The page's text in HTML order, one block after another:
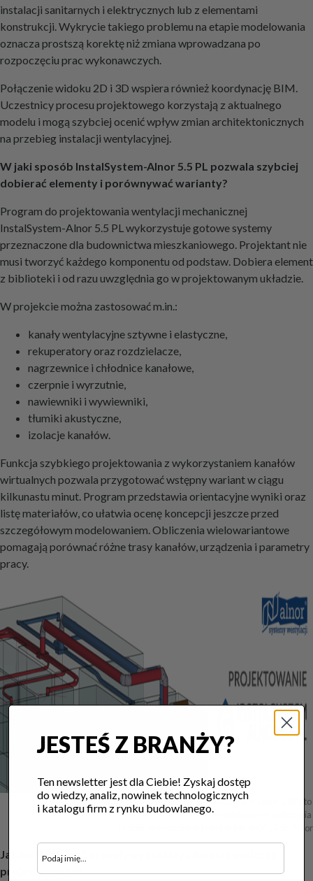
instalacji sanitarnych i elektrycznych lub z elementami
konstrukcji. Wykrycie takiego problemu na etapie modelowania
oznacza prostszą korektę niż zmiana wprowadzana po
rozpoczęciu prac wykonawczych.
Połączenie widoku 2D i 3D wspiera również koordynację BIM.
Uczestnicy procesu projektowego korzystają z aktualnego
modelu i mogą szybciej ocenić wpływ zmian architektonicznych
na przebieg instalacji wentylacyjnej.
W jaki sposób InstalSystem-Alnor 5.5 PL pozwala szybciej
dobierać elementy i porównywać warianty?
Program do projektowania wentylacji mechanicznej
InstalSystem-Alnor 5.5 PL wykorzystuje gotowe systemy
przeznaczone dla budownictwa mieszkaniowego. Projektant nie
musi tworzyć każdego komponentu od podstaw. Dobiera element
z biblioteki i od razu uwzględnia go w projektowanym układzie.
W projekcie można zastosować m.in.:
kanały wentylacyjne sztywne i elastyczne,
rekuperatory oraz rozdzielacze,
nagrzewnice i chłodnice kanałowe,
czerpnie i wyrzutnie,
nawiewniki i wywiewniki,
tłumiki akustyczne,
izolacje kanałów.
Funkcja szybkiego projektowania z wykorzystaniem kanałów
wirtualnych pozwala przygotować wstępny wariant w ciągu
kilkunastu minut. Program przedstawia orientacyjne wyniki oraz
listę materiałów, co ułatwia ocenę koncepcji jeszcze przed
szczegółowym modelowaniem. Obliczenia wielowariantowe
pomagają porównać różne trasy kanałów, urządzenia i parametry
pracy.
Projektowanie wentylacji mechanicznej w InstalSystem-Alnor 5.5 PL to
modelowanie, obliczenia
i dobór elementów w jednym narzędziu. Fot. Alnor
Jak kontrolować przepływy i straty ciśnienia podczas
projektowania?
JESTEŚ Z BRANŻY?
Ten newsletter jest dla Ciebie! Zyskaj dostęp
do wiedzy, analiz, nowinek technologicznych
i katalogu firm z rynku budowlanego.